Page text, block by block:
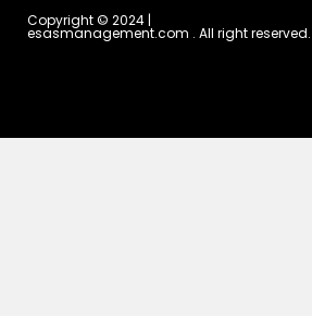
Copyright © 2024 |
esasmanagement.com . All right reserved.